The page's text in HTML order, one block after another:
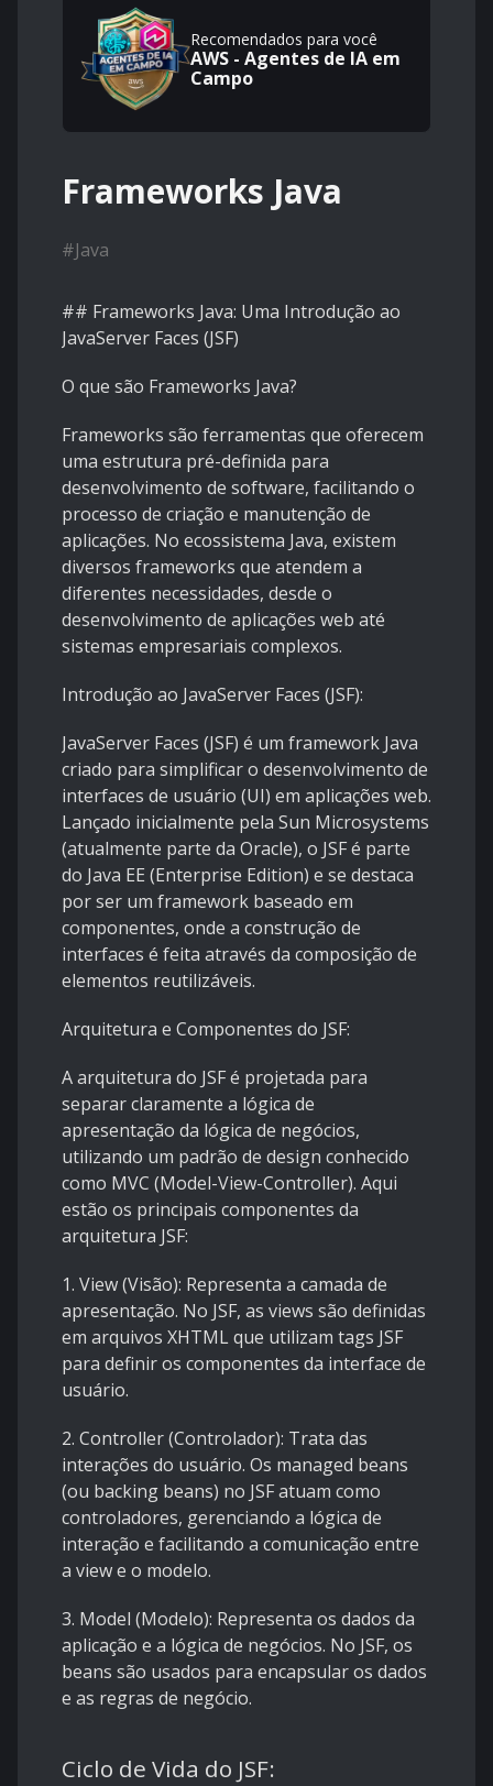
Recomendados para você
AWS - Agentes de IA em
Campo
Frameworks Java
#Java
## Frameworks Java: Uma Introdução ao
JavaServer Faces (JSF)
O que são Frameworks Java?
Frameworks são ferramentas que oferecem
uma estrutura pré-definida para
desenvolvimento de software, facilitando o
processo de criação e manutenção de
aplicações. No ecossistema Java, existem
diversos frameworks que atendem a
diferentes necessidades, desde o
desenvolvimento de aplicações web até
sistemas empresariais complexos.
Introdução ao JavaServer Faces (JSF):
JavaServer Faces (JSF) é um framework Java
criado para simplificar o desenvolvimento de
interfaces de usuário (UI) em aplicações web.
Lançado inicialmente pela Sun Microsystems
(atualmente parte da Oracle), o JSF é parte
do Java EE (Enterprise Edition) e se destaca
por ser um framework baseado em
componentes, onde a construção de
interfaces é feita através da composição de
elementos reutilizáveis.
Arquitetura e Componentes do JSF:
A arquitetura do JSF é projetada para
separar claramente a lógica de
apresentação da lógica de negócios,
utilizando um padrão de design conhecido
como MVC (Model-View-Controller). Aqui
estão os principais componentes da
arquitetura JSF:
1. View (Visão): Representa a camada de
apresentação. No JSF, as views são definidas
em arquivos XHTML que utilizam tags JSF
para definir os componentes da interface de
usuário.
2. Controller (Controlador): Trata das
interações do usuário. Os managed beans
(ou backing beans) no JSF atuam como
controladores, gerenciando a lógica de
interação e facilitando a comunicação entre
a view e o modelo.
3. Model (Modelo): Representa os dados da
aplicação e a lógica de negócios. No JSF, os
beans são usados para encapsular os dados
e as regras de negócio.
Ciclo de Vida do JSF: